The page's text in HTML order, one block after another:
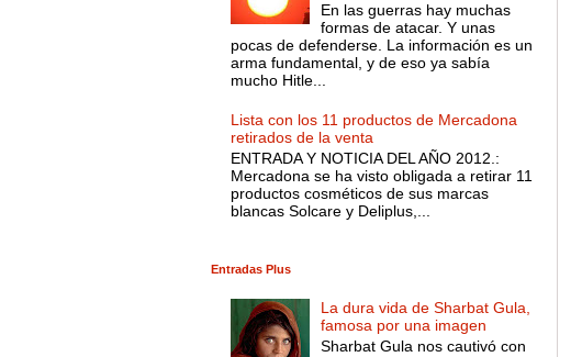
En las guerras hay muchas
formas de atacar. Y unas
pocas de defenderse. La información es un
arma fundamental, y de eso ya sabía
mucho Hitle...
Lista con los 11 productos de Mercadona
retirados de la venta
ENTRADA Y NOTICIA DEL AÑO 2012.:
Mercadona se ha visto obligada a retirar 11
productos cosméticos de sus marcas
blancas Solcare y Deliplus,...
Entradas Plus
La dura vida de Sharbat Gula,
famosa por una imagen
Sharbat Gula nos cautivó con